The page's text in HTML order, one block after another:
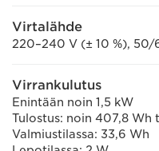
Virtalähde
220–240 V (± 10 %),
Virrankulutus
Enintään noin 1,5 kW
Tulostus: noin 407,8 Wh
Valmiustilassa: 33,6 Wh